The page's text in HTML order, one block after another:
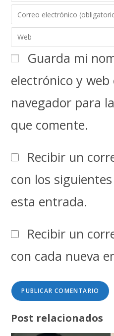
Guarda mi
electrónico y web
navegador para
que comente.
Recibir un
con los
esta entrada.
Recibir un
con cada nueva
Post relacionados